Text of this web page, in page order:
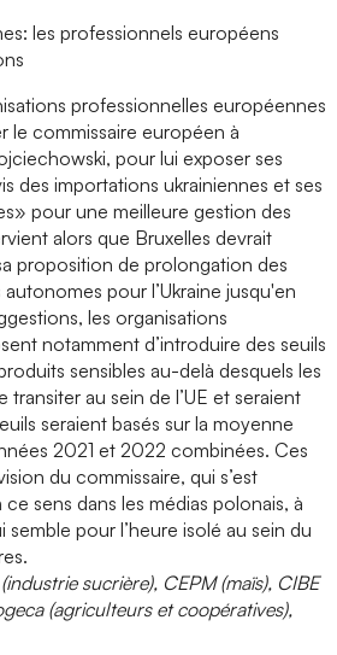
les professionnels européens
professionnelles européennes
le commissaire européen à
pour lui exposer ses
des importations ukrainiennes et ses
pour une meilleure gestion des
alors que Bruxelles devrait
proposition de prolongation des
pour l’Ukraine jusqu'en
les organisations
notamment d’introduire des seuils
sensibles au-delà desquels les
au sein de l’UE et seraient
seraient basés sur la moyenne
2021 et 2022 combinées. Ces
du commissaire, qui s’est
sens dans les médias polonais, à
semble pour l’heure isolé au sein du
sucrière), CEPM (maïs), CIBE
(agriculteurs et coopératives),